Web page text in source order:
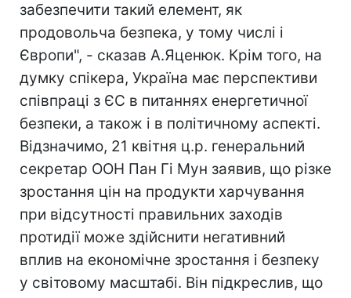
забезпечити такий елемент, як
продовольча безпека, у тому числі і
Європи", - сказав А.Яценюк. Крім того, на
думку спікера, Україна має перспективи
співпраці з ЄС в питаннях енергетичної
безпеки, а також і в політичному аспекті.
Відзначимо, 21 квітня ц.р. генеральний
секретар ООН Пан Гі Мун заявив, що різке
зростання цін на продукти харчування
при відсутності правильних заходів
протидії може здійснити негативний
вплив на економічне зростання і безпеку
у світовому масштабі. Він підкреслив, що